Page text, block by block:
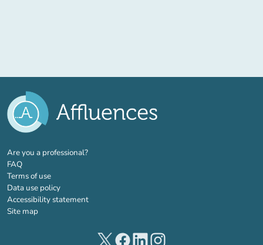
Are you a professional?(new tab)
FAQ
Terms of use
Data use policy
Accessibility statement
Site map
(new tab)(new tab)(new tab)